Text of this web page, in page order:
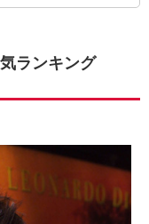
ランキング